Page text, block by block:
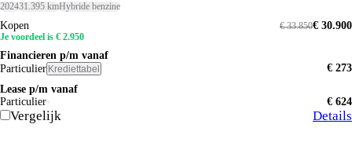
202431.395 kmHybride benzine
Kopen € 30.900
€ 33.850
Je voordeel is € 2.950
Financieren p/m vanaf
Particulier Krediettabel
€ 273
Lease p/m vanaf
Particulier
€ 624
Vergelijk Details